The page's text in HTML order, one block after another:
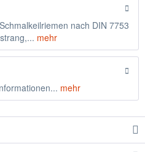
nach DIN 7753
mehr
mehr